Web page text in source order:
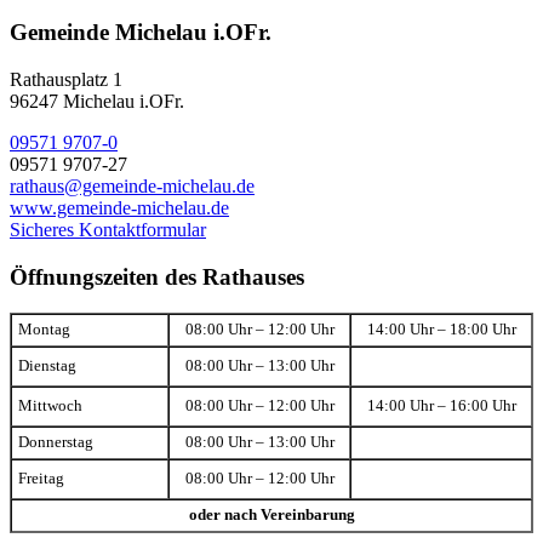
Gemeinde Michelau i.OFr.
Rathausplatz 1
96247 Michelau i.OFr.
09571 9707-0
09571 9707-27
rathaus@gemeinde-michelau.de
www.gemeinde-michelau.de
Sicheres Kontaktformular
Öffnungszeiten des Rathauses
Montag 08:00 Uhr – 12:00 Uhr 14:00 Uhr – 18:00 Uhr
Dienstag 08:00 Uhr – 13:00 Uhr
Mittwoch 08:00 Uhr – 12:00 Uhr 14:00 Uhr – 16:00 Uhr
Donnerstag 08:00 Uhr – 13:00 Uhr
Freitag 08:00 Uhr – 12:00 Uhr
oder nach Vereinbarung